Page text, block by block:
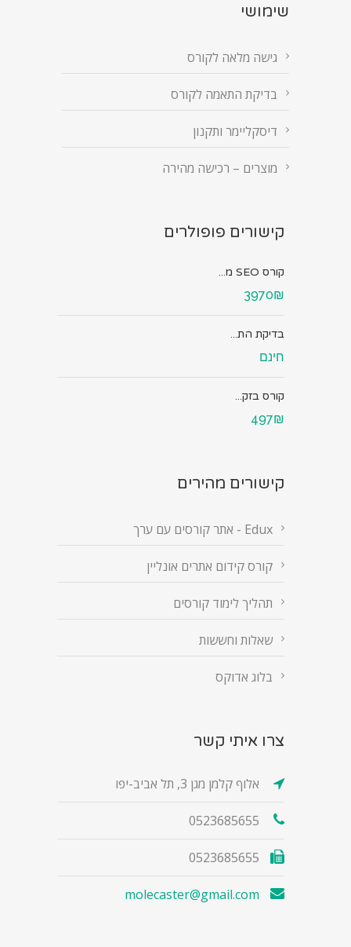
שימושי
גישה מלאה לקורס
בדיקת התאמה לקורס
דיסקליימר ותקנון
מוצרים – רכישה מהירה
קישורים פופולרים
קורס SEO מ...
3970₪
בדיקת הת...
חינם
קורס בזק...
497₪
קישורים מהירים
Edux - אתר קורסים עם ערך
קורס קידום אתרים אונליין
תהליך לימוד קורסים
שאלות וחששות
בלוג אדוקס
צרו איתי קשר
אלוף קלמן מגן 3, תל אביב-יפו
0523685655
0523685655
molecaster@gmail.com